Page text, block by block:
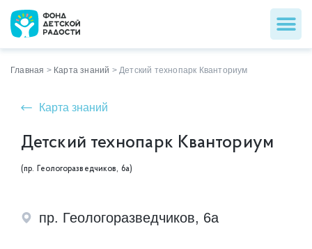
Главная > Карта знаний >Детский технопарк Кванториум
Карта знаний
Детский технопарк Кванториум
(пр. Геологоразведчиков, 6а)
пр. Геологоразведчиков, 6а